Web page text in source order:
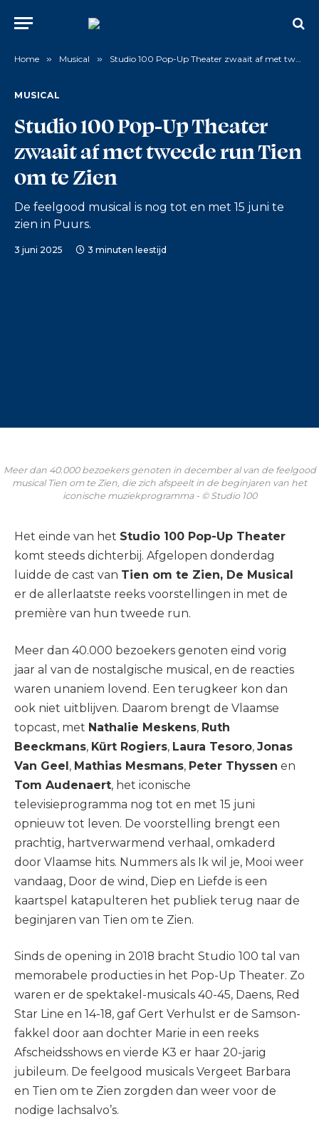
Home » Musical » Studio 100 Pop-Up Theater zwaait af met tweede run Tien om te Zien
MUSICAL
Studio 100 Pop-Up Theater
zwaait af met tweede run Tien
om te Zien
De feelgood musical is nog tot en met 15 juni te
zien in Puurs.
3 juni 2025 3 minuten leestijd
Meer dan 40.000 bezoekers genoten in december al van de feelgood
musical Tien om te Zien, die zich afspeelt in de beginjaren van het
iconische muziekprogramma - © Studio 100
Het einde van het Studio 100 Pop-Up Theater
komt steeds dichterbij. Afgelopen donderdag
luidde de cast van Tien om te Zien, De Musical
er de allerlaatste reeks voorstellingen in met de
première van hun tweede run.
Meer dan 40.000 bezoekers genoten eind vorig
jaar al van de nostalgische musical, en de reacties
waren unaniem lovend. Een terugkeer kon dan
ook niet uitblijven. Daarom brengt de Vlaamse
topcast, met Nathalie Meskens, Ruth
Beeckmans, Kürt Rogiers, Laura Tesoro, Jonas
Van Geel, Mathias Mesmans, Peter Thyssen en
Tom Audenaert, het iconische
televisieprogramma nog tot en met 15 juni
opnieuw tot leven. De voorstelling brengt een
prachtig, hartverwarmend verhaal, omkaderd
door Vlaamse hits. Nummers als Ik wil je, Mooi weer
vandaag, Door de wind, Diep en Liefde is een
kaartspel katapulteren het publiek terug naar de
beginjaren van Tien om te Zien.
Sinds de opening in 2018 bracht Studio 100 tal van
memorabele producties in het Pop-Up Theater. Zo
waren er de spektakel-musicals 40-45, Daens, Red
Star Line en 14-18, gaf Gert Verhulst er de Samson-
fakkel door aan dochter Marie in een reeks
Afscheidsshows en vierde K3 er haar 20-jarig
jubileum. De feelgood musicals Vergeet Barbara
en Tien om te Zien zorgden dan weer voor de
nodige lachsalvo’s.